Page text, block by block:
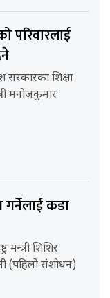
परिवारलाई
सरकारका शिक्षा
मनोजकुमार
कडा
मन्त्री शिशिर
(पहिलो संशोधन)